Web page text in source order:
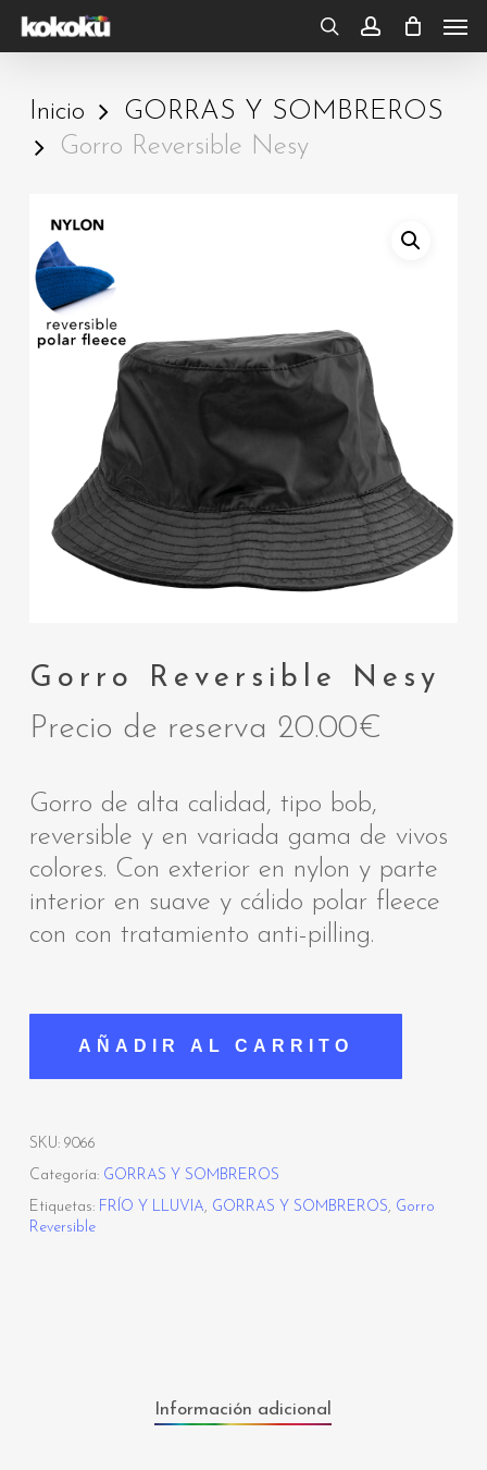
Skip
to
content
searchaccount
Inicio
GORRAS Y SOMBREROS
Gorro Reversible Nesy
Gorro Reversible Nesy
Precio de reserva 20.00€
Gorro de alta calidad, tipo bob,
reversible y en variada gama de vivos
colores. Con exterior en nylon y parte
interior en suave y cálido polar fleece
con con tratamiento anti-pilling.
AÑADIR AL CARRITO
SKU: 9066
Categoría: GORRAS Y SOMBREROS
Etiquetas: FRÍO Y LLUVIA, GORRAS Y SOMBREROS, Gorro
Reversible
Información adicional